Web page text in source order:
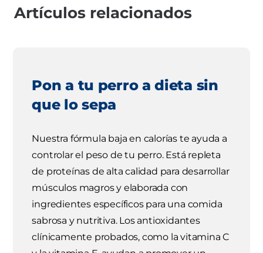
Artículos relacionados
Pon a tu perro a dieta sin
que lo sepa
Nuestra fórmula baja en calorías te ayuda a
controlar el peso de tu perro. Está repleta
de proteínas de alta calidad para desarrollar
músculos magros y elaborada con
ingredientes específicos para una comida
sabrosa y nutritiva. Los antioxidantes
clínicamente probados, como la vitamina C